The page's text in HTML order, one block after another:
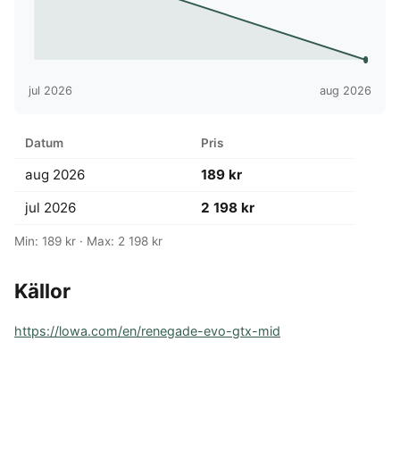
jul 2026 aug 2026
Datum Pris
aug 2026
189 kr
jul 2026
2 198 kr
Min: 189 kr · Max: 2 198 kr
Källor
https://lowa.com/en/renegade-evo-gtx-mid